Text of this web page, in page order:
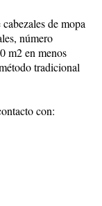
de mopa
número
m2 en menos
tradicional
con: